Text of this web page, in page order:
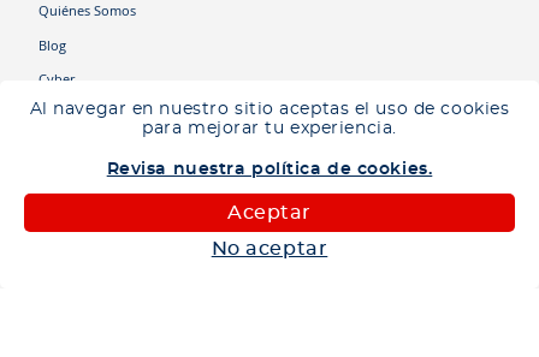
Al navegar en nuestro sitio aceptas el uso de cookies
para mejorar tu experiencia.
Revisa nuestra política de cookies.
Aceptar
No aceptar
Quiénes Somos
Blog
Cyber